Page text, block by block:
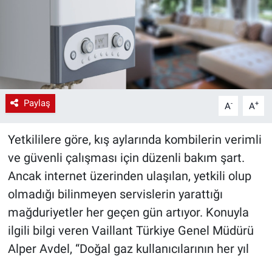
Paylaş A- A+
Yetkililere göre, kış aylarında kombilerin verimli
ve güvenli çalışması için düzenli bakım şart.
Ancak internet üzerinden ulaşılan, yetkili olup
olmadığı bilinmeyen servislerin yarattığı
mağduriyetler her geçen gün artıyor. Konuyla
ilgili bilgi veren Vaillant Türkiye Genel Müdürü
Alper Avdel, “Doğal gaz kullanıcılarının her yıl